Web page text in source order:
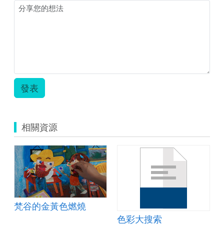
習
發表
相關資源
梵谷的金黃色燃燒
色彩大搜索